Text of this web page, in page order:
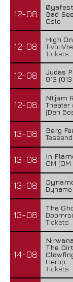
12-08
Bad
Oslo
12-08
High
Tickets
12-08
Judas
013
12-08
Ntjam
Theater
(Den
13-08
Berg
13-08
In
OM
13-08
13-08
The
Tickets
14-08
The
Lierop
Tickets